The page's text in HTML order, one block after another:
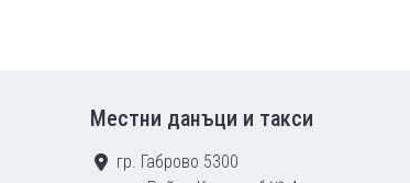
Местни данъци и такси
гр. Габрово 5300